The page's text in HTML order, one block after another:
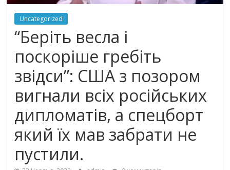
Uncategorized
“Беріть весла і
поскоріше гребіть
звідси”: США з пoзoрoм
вигнали всіх російських
дипломатів, а спецборт
який їх мав забрати не
пустили.